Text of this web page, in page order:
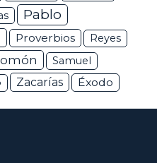
Pablo
Proverbios Reyes
Samuel
Zacarías Éxodo